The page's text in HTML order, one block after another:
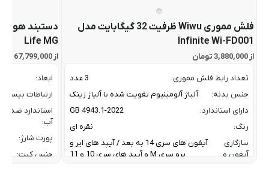
فلش مموری Wiwu ظرفیت 32 گیگابایت مدل
Infinite Wi-FD001
از 3,880,000 تومان
تعداد رابط فلش مموری:
3 عدد
جنس بدنه:
آلیاژ آلومینیوم تقویت شده با آلیاژ زینک
دارای استاندارد:
GB 4943.1-2022
رنگ:
نقره ای
سازگاری
آیفون و
آیفون های سری 14 به بعد / آیپد های ایر و
پرو سری M و آیپد های سری 10 و 11
Life MG
از 67,799,000 تومان
ابعاد:
ارتباطات بیسیم:
استاندارد ضد
آب:
پورت شارژ:
جنس کیت: